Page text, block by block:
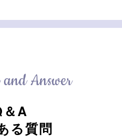
Answer
＆A
る質問